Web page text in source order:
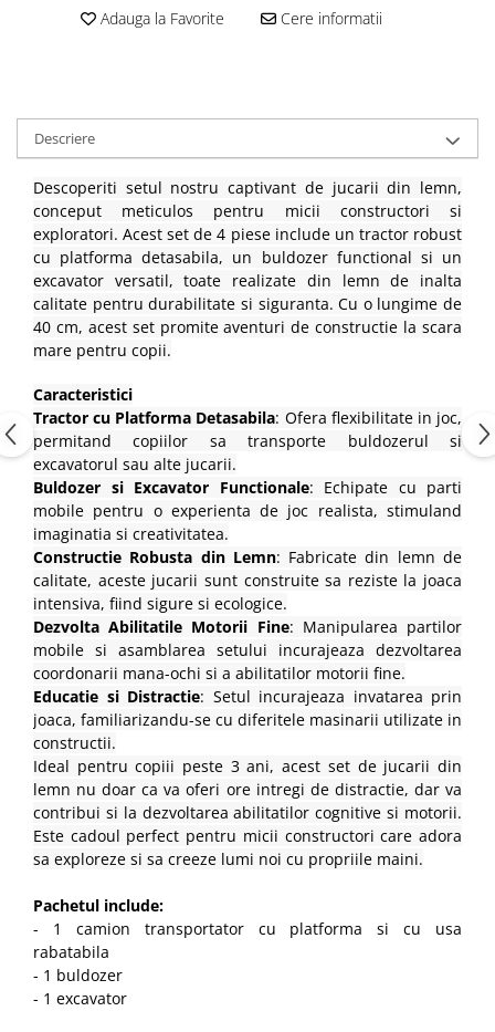
Adauga la Favorite Cere informatii
Descriere
Descoperiti setul nostru captivant de jucarii din lemn,
conceput meticulos pentru micii constructori si
exploratori. Acest set de 4 piese include un tractor robust
cu platforma detasabila, un buldozer functional si un
excavator versatil, toate realizate din lemn de inalta
calitate pentru durabilitate si siguranta. Cu o lungime de
40 cm, acest set promite aventuri de constructie la scara
mare pentru copii.
Caracteristici
Tractor cu Platforma Detasabila: Ofera flexibilitate in joc,
permitand copiilor sa transporte buldozerul si
excavatorul sau alte jucarii.
Buldozer si Excavator Functionale: Echipate cu parti
mobile pentru o experienta de joc realista, stimuland
imaginatia si creativitatea.
Constructie Robusta din Lemn: Fabricate din lemn de
calitate, aceste jucarii sunt construite sa reziste la joaca
intensiva, fiind sigure si ecologice.
Dezvolta Abilitatile Motorii Fine: Manipularea partilor
mobile si asamblarea setului incurajeaza dezvoltarea
coordonarii mana-ochi si a abilitatilor motorii fine.
Educatie si Distractie: Setul incurajeaza invatarea prin
joaca, familiarizandu-se cu diferitele masinarii utilizate in
constructii.
Ideal pentru copiii peste 3 ani, acest set de jucarii din
lemn nu doar ca va oferi ore intregi de distractie, dar va
contribui si la dezvoltarea abilitatilor cognitive si motorii.
Este cadoul perfect pentru micii constructori care adora
sa exploreze si sa creeze lumi noi cu propriile maini.
Pachetul include:
- 1 camion transportator cu platforma si cu usa
rabatabila
- 1 buldozer
- 1 excavator